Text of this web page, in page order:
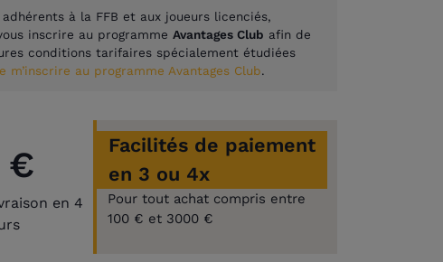
à la FFB et aux joueurs licenciés,
inscrire au programme Avantages Club afin de
conditions tarifaires spécialement étudiées
m’inscrire au programme Avantages Club.
€
en 4
Facilités de paiement
en 3 ou 4x
Pour tout achat compris entre
100 € et 3000 €